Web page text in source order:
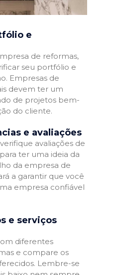
e
de reformas,
seu portfólio e
Empresas de
devem ter um
de projetos bem-
do cliente.
e avaliações
avaliações de
ter uma ideia da
da empresa de
a garantir que você
empresa confiável
e serviços
diferentes
e compare os
Lembre-se